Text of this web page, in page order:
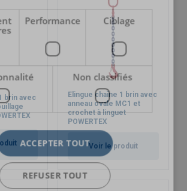
température d'utilisation:
brin avec
Elingue chaîne 1 brin avec
anneau ovale MC1 et
crochet à linguet
POWERTEX
Voir le produit
Performance Ciblage
Non classifiés
ACCEPTER TOUT
REFUSER TOUT